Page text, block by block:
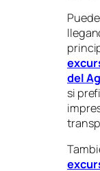
del
si